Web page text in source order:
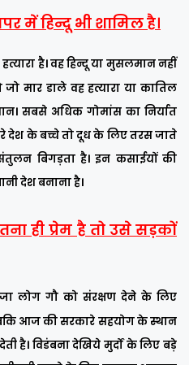
में हिन्दू भी शामिल है।
है। वह हिन्दू या मुसलमान नहीं
मार डाले वह हत्यारा या कातिल
सबसे अधिक गोमांस का निर्यात
देश के बच्चे तो दूध के लिए तरस जाते
बिगड़ता है। इन कसाईयों की
देश बनाना है।
ही प्रेम है तो उसे सड़कों
लोग गौ को संरक्षण देने के लिए
आज की सरकारे सहयोग के स्थान
है। विडंबना देखिये मुर्दों के लिए बड़े